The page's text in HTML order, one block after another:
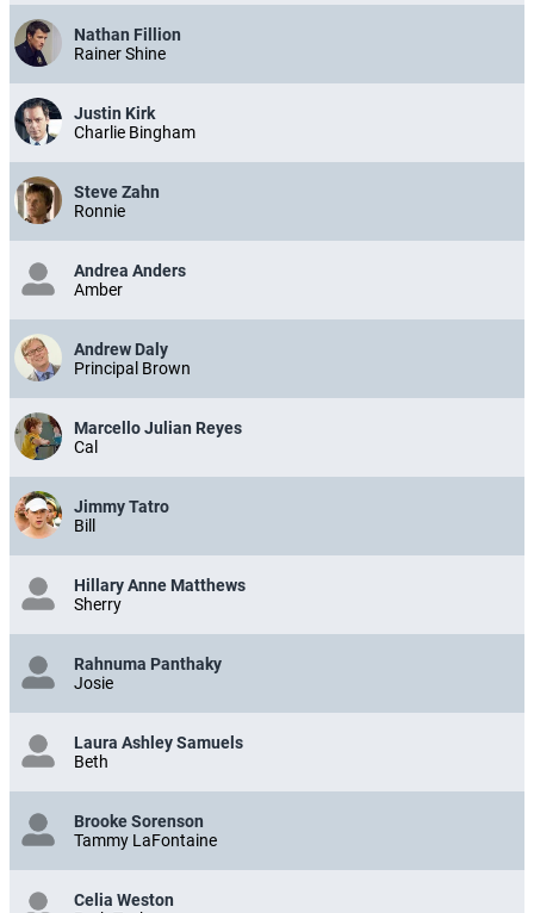
Nathan Fillion
Rainer Shine
Justin Kirk
Charlie Bingham
Steve Zahn
Ronnie
Andrea Anders
Amber
Andrew Daly
Principal Brown
Marcello Julian Reyes
Cal
Jimmy Tatro
Bill
Hillary Anne Matthews
Sherry
Rahnuma Panthaky
Josie
Laura Ashley Samuels
Beth
Brooke Sorenson
Tammy LaFontaine
Celia Weston